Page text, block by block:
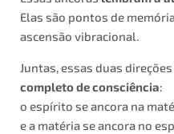
Elas são pontos de
ascensão vibracional.
Juntas, essas duas
completo de consciência:
o espírito se ancora na
e a matéria se ancora no